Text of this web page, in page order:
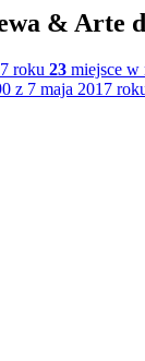
& Arte
roku 23 miejsce w
z 7 maja 2017